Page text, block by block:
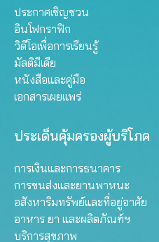
ประกาศเชิญชวน
อินโฟกราฟิก
วิดีโอเพื่อการเรียนรู้
มัลติมีเดีย
หนังสือและคู่มือ
เอกสารเผยแพร่
ประเด็นคุ้มครองผู้บริโภค
การเงินและการธนาคาร
การขนส่งและยานพาหนะ
อสังหาริมทรัพย์และที่อยู่อาศัย
อาหาร ยา และผลิตภัณฑ์ฯ
บริการสุขภาพ